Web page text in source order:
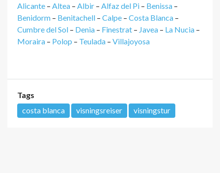
Alicante – Altea – Albir – Alfaz del Pi – Benissa –
Benidorm – Benitachell – Calpe – Costa Blanca –
Cumbre del Sol – Denia – Finestrat – Javea – La Nucia –
Moraira – Polop – Teulada – Villajoyosa
Tags
costa blanca
visningsreiser visningstur